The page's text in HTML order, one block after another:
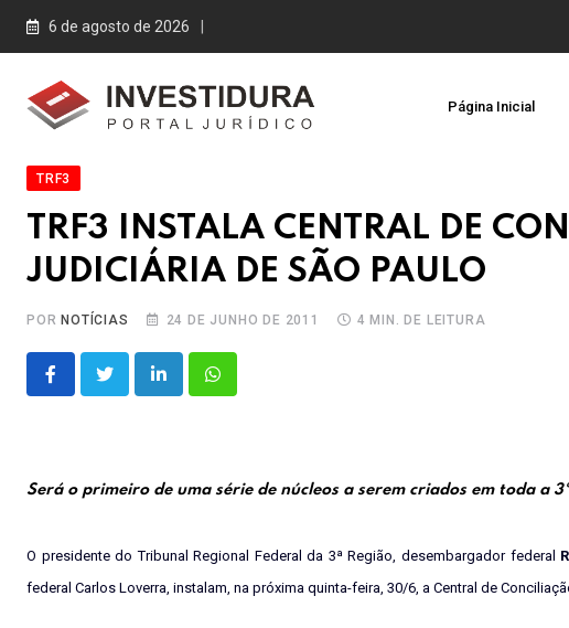
Skip
6 de agosto de 2026
Página Inicial
TRF3
TRF3 INSTALA CENTRAL DE
JUDICIÁRIA DE SÃO PAULO
PORNOTÍCIAS 24 DE JUNHO DE 2011 4 MIN. DE LEITURA
LinkedInWhatsapp
Será o primeiro de uma série de núcleos a serem criados em toda a
O presidente do Tribunal Regional Federal da 3ª Região, desembargador federal
federal Carlos Loverra, instalam, na próxima quinta-feira, 30/6, a Central de